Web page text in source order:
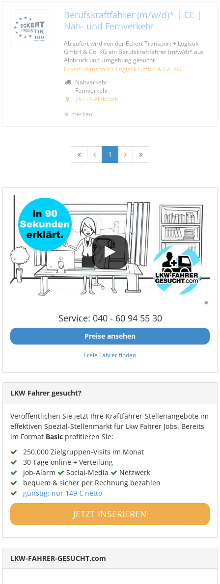
Berufskraftfahrer (m/w/d)* | CE |
Nah- und Fernverkehr
Ab sofort wird von der Eckert Transport + Logistik
GmbH & Co. KG ein Berufskraftfahrer (m/w/d)* aus
Albbruck und Umgebung gesucht.
Eckert Transport + Logistik GmbH & Co. KG
Nahverkehr
Fernverkehr
79774 Albbruck
merken
1
Service: 040 - 60 94 55 30
Preise ansehen
Freie Fahrer finden
LKW Fahrer gesucht?
Veröffentlichen Sie jetzt Ihre Kraftfahrer-Stellenangebote im
effektiven Spezial-Stellenmarkt für Lkw Fahrer Jobs. Bereits
im Format Basic profitieren Sie:
250.000 Zielgruppen-Visits im Monat
30 Tage online + Verteilung
Job-Alarm
Social-Media
Netzwerk
bequem & sicher per Rechnung bezahlen
günstig: nur 149 € netto
JETZT INSERIEREN
LKW-FAHRER-GESUCHT.com